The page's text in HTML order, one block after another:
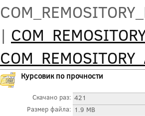
|
Курсовик по прочности
Скачано раз: 421
Размер файла: 1.9 MB